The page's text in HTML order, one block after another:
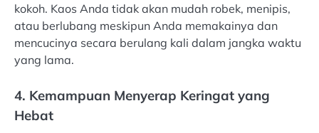
kokoh. Kaos Anda tidak akan mudah robek, menipis,
atau berlubang meskipun Anda memakainya dan
mencucinya secara berulang kali dalam jangka waktu
yang lama.
4. Kemampuan Menyerap Keringat yang
Hebat